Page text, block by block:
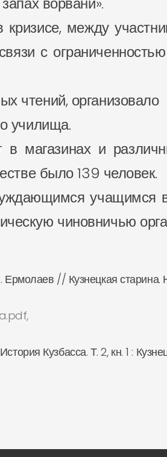
между
с
чтений, организовало
училища.
магазинах и
было 139 человек.
учащимся
чиновничью
// Кузнецкая старина.
Кузбасса. Т. 2, кн. 1 :